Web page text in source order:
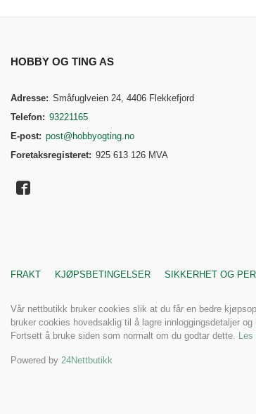
HOBBY OG TING AS
Adresse: Småfuglveien 24, 4406 Flekkefjord
Telefon: 93221165
E-post: post@hobbyogting.no
Foretaksregisteret: 925 613 126 MVA
FRAKT KJØPSBETINGELSER SIKKERHET OG
Vår nettbutikk bruker cookies slik at du får en bedre
bruker cookies hovedsaklig til å lagre innloggingsdetaljer
Fortsett å bruke siden som normalt om du godtar dette. Les
Powered by 24Nettbutikk